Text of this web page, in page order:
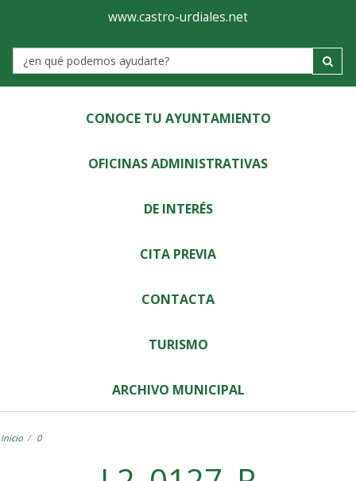
Ayuntamiento
de
Castro-
Urdiales
www.castro-urdiales.net
Label
CONOCE TU AYUNTAMIENTO
OFICINAS ADMINISTRATIVAS
DE INTERÉS
CITA PREVIA
CONTACTA
TURISMO
ARCHIVO MUNICIPAL
Inicio 0